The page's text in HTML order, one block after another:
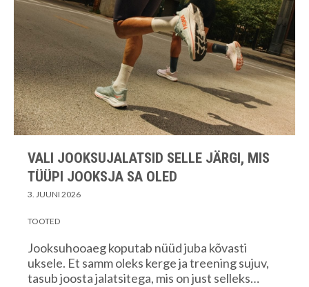
VALI JOOKSUJALATSID SELLE JÄRGI, MIS
TÜÜPI JOOKSJA SA OLED
3. JUUNI 2026
TOOTED
Jooksuhooaeg koputab nüüd juba kõvasti
uksele. Et samm oleks kerge ja treening sujuv,
tasub joosta jalatsitega, mis on just selleks…